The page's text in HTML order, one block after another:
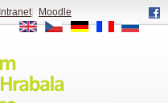
Intranet|
Moodle
EN
CS DE FR RU